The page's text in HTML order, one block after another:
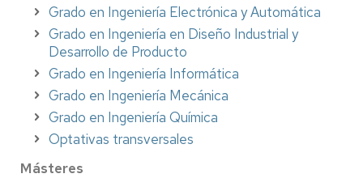
Grado en Ingeniería Electrónica y Automática
Grado en Ingeniería en Diseño Industrial y
Desarrollo de Producto
Grado en Ingeniería Informática
Grado en Ingeniería Mecánica
Grado en Ingeniería Química
Optativas transversales
Másteres